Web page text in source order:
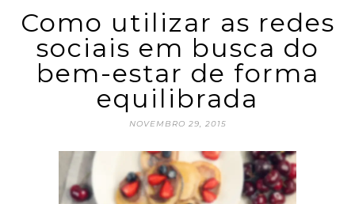
Como utilizar as redes
sociais em busca do
bem-estar de forma
equilibrada
NOVEMBRO 29, 2015